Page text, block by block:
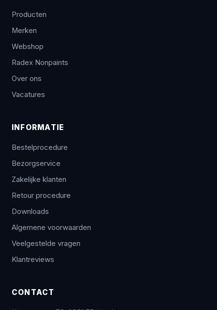
Producten
Merken
Webshop
Radex Nonpaints
Over ons
Vacatures
INFORMATIE
Bestelprocedure
Bezorgservice
Zakelijke klanten
Retour procedure
Downloads
Algemene voorwaarden
Veelgestelde vragen
Klantreviews
CONTACT